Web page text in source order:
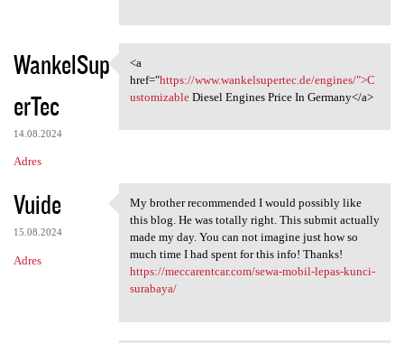
WankelSup
erTec
14.08.2024
Adres
<a href="https://www
<a
href="https://www.wankelsupertec.de/engines/">C
ustomizableDiesel Engines Price In Germany</a>
Vuide
15.08.2024
Adres
My brother recommended I
My brother recommended I would possibly like
this blog. He was totally right. This submit actually
made my day. You can not imagine just how so
much time I had spent for this info! Thanks!
https://meccarentcar.com/sewa-mobil-lepas-kunci-
surabaya/